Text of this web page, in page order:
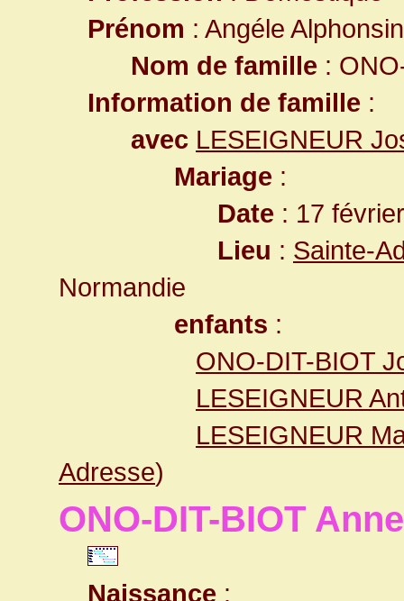
Prénom : Angéle
Nom de famille :
Information de famille :
avec LESEIGNEUR
Mariage :
Date : 17
Lieu : Sainte-
Normandie
enfants :
ONO-DIT-BIOT
LESEIGNEUR
LESEIGNEUR
Adresse)
ONO-DIT-BIOT Anne
Naissance :